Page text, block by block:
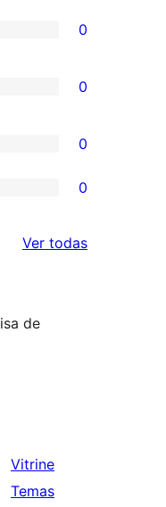
0
0
0
0
Ver todasavaliações
de
Vitrine
Temas